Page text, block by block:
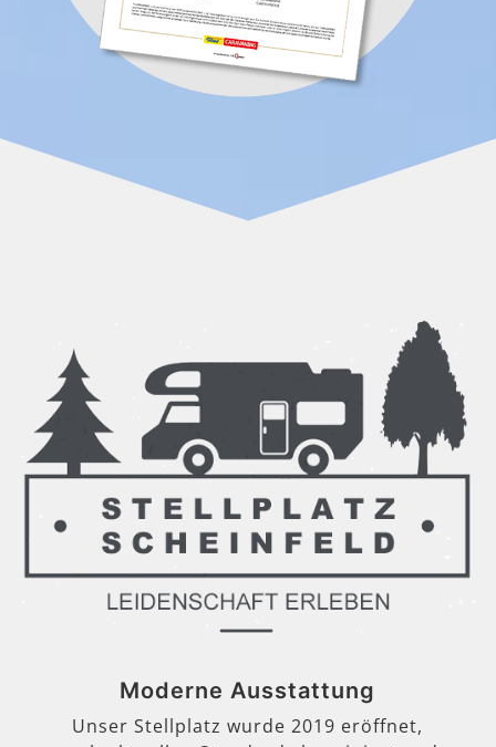
Moderne Ausstattung
Unser Stellplatz wurde 2019 eröffnet,